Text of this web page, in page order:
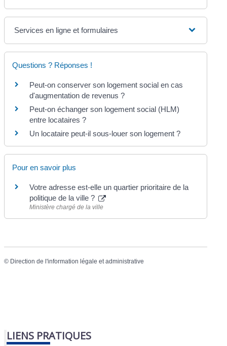
Services en ligne et formulaires
Questions ? Réponses !
Peut-on conserver son logement social en cas
d'augmentation de revenus ?
Peut-on échanger son logement social (HLM)
entre locataires ?
Un locataire peut-il sous-louer son logement ?
Pour en savoir plus
Votre adresse est-elle un quartier prioritaire de la
politique de la ville ?
Ministère chargé de la ville
© Direction de l'information légale et administrative
LIENS PRATIQUES